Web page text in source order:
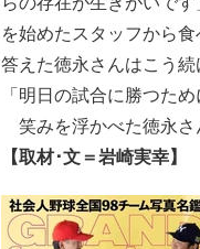
を始めたスタッフから
答えた徳永さんはこう続
「明日の試合に勝つた
笑みを浮かべた徳永さ
【取材･文＝岩崎実幸】